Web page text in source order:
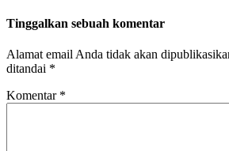
Tinggalkan sebuah komentar
Alamat email Anda tidak akan
ditandai *
Komentar *